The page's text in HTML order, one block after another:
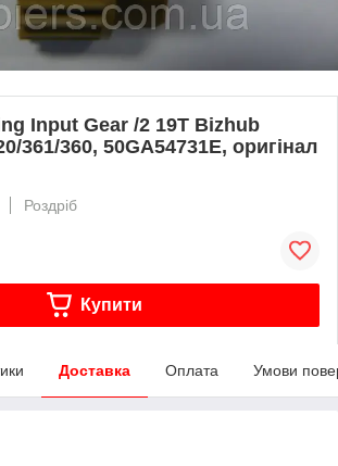
Input Gear /2 19T Bizhub
361/360, 50GA54731E, оригінал
Роздріб
Купити
Доставка Оплата Умови